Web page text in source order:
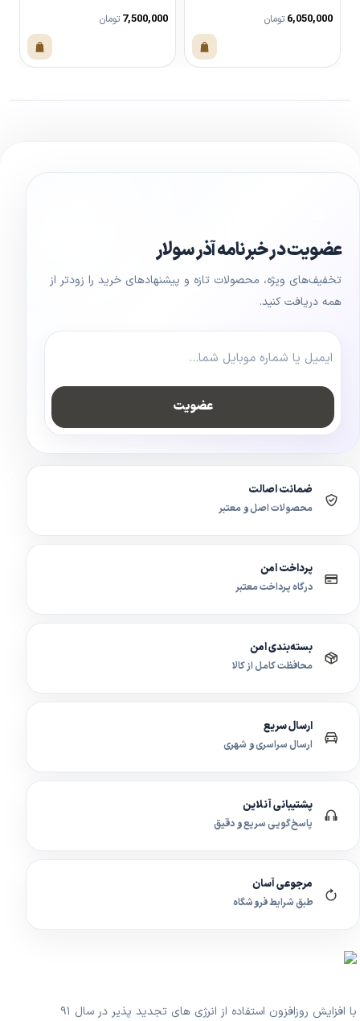
6,050,000 تومان
7,500,000 تومان
عضویت در خبرنامه آذر سولار
تخفیف‌های ویژه، محصولات تازه و پیشنهادهای خرید را زودتر از
همه دریافت کنید.
عضویت
ضمانت اصالت
محصولات اصل و معتبر
پرداخت امن
درگاه پرداخت معتبر
بسته‌بندی امن
محافظت کامل از کالا
ارسال سریع
ارسال سراسری و شهری
پشتیبانی آنلاین
پاسخ‌گویی سریع و دقیق
مرجوعی آسان
طبق شرایط فروشگاه
با افزایش روزافزون استفاده از انرژی های تجدید پذیر در سال ۹۱